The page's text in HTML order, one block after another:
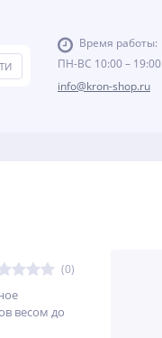
Время работы:
ПН-ВС 10:00 – 19:00
info@kron-shop.ru
(0)
весом до